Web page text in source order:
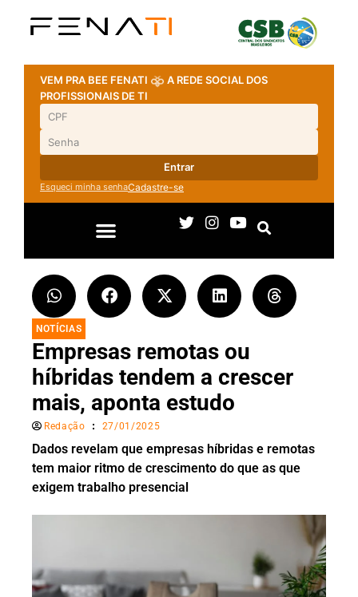
VEM PRA BEE FENATI
A REDE SOCIAL DOS
PROFISSIONAIS DE TI
Entrar
Esqueci minha senhaCadastre-se
NOTÍCIAS
Empresas remotas ou
híbridas tendem a crescer
mais, aponta estudo
Redação 27/01/2025
Dados revelam que empresas híbridas e remotas
tem maior ritmo de crescimento do que as que
exigem trabalho presencial